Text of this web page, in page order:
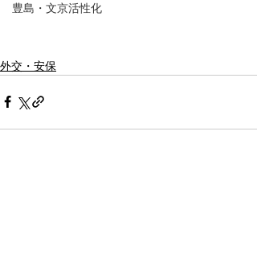
豊島・文京活性化
外交・安保